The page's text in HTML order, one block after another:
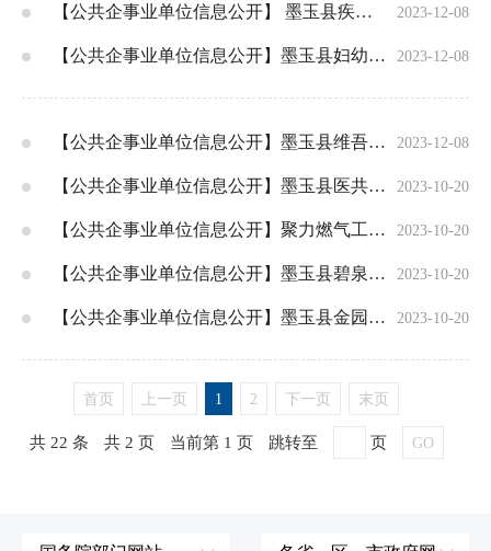
2023-12-08
【公共企事业单位信息公开】 墨玉县疾控中心简介
2023-12-08
【公共企事业单位信息公开】墨玉县妇幼保健院简介
2023-12-08
【公共企事业单位信息公开】墨玉县维吾尔医医院简介
2023-10-20
【公共企事业单位信息公开】墨玉县医共体总院人民医院简介
2023-10-20
【公共企事业单位信息公开】聚力燃气工程有限公司简介
2023-10-20
【公共企事业单位信息公开】墨玉县碧泉水务有限公司简介
2023-10-20
【公共企事业单位信息公开】墨玉县金园出租车客运有限公司简介
首页 上一页 1 2 下一页 末页
共 22 条 共 2 页 当前第 1 页 跳转至 页 GO